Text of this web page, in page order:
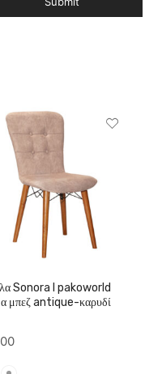
Sonora I pakoworld
μπεζ antique-καρυδί